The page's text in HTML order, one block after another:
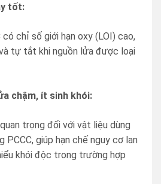
tốt:
chỉ số giới hạn oxy (LOI) cao,
tự tắt khi nguồn lửa được loại
chậm, ít sinh khói:
trọng đối với vật liệu dùng
PCCC, giúp hạn chế nguy cơ lan
khói độc trong trường hợp